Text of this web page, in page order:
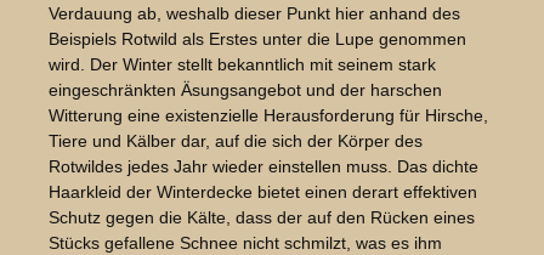
Verdauung ab, weshalb dieser Punkt hier anhand des
Beispiels Rotwild als Erstes unter die Lupe genommen
wird. Der Winter stellt bekanntlich mit seinem stark
eingeschränkten Äsungsangebot und der harschen
Witterung eine existenzielle Herausforderung für Hirsche,
Tiere und Kälber dar, auf die sich der Körper des
Rotwildes jedes Jahr wieder einstellen muss. Das dichte
Haarkleid der Winterdecke bietet einen derart effektiven
Schutz gegen die Kälte, dass der auf den Rücken eines
Stücks gefallene Schnee nicht schmilzt, was es ihm